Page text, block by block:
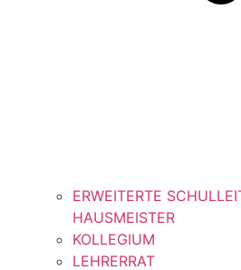
ERWEITERTE
HAUSMEISTER
KOLLEGIUM
LEHRERRAT